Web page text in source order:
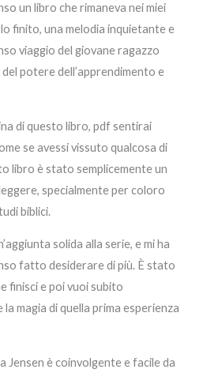
un libro che rimaneva nei miei
finito, una melodia inquietante e
viaggio del giovane ragazzo
potere dell’apprendimento e
di questo libro, pdf sentirai
se avessi vissuto qualcosa di
libro è stato semplicemente un
specialmente per coloro
biblici.
solida alla serie, e mi ha
fatto desiderare di più. È stato
finisci e poi vuoi subito
magia di quella prima esperienza
Jensen è coinvolgente e facile da